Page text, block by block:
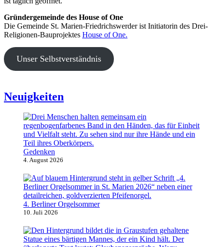
Gründergemeinde des House of One
Die Gemeinde St. Marien-Friedrichswerder ist Initiatorin des Drei-
Religionen-Bauprojektes House of One.
Unser Selbstverständnis
Neuigkeiten
Gedenken
4. August 2026
4. Berliner Orgelsommer
10. Juli 2026